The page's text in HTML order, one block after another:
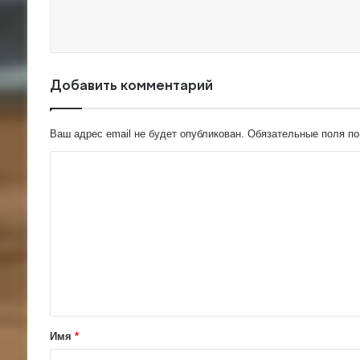
Добавить комментарий
Ваш адрес email не будет опубликован. Обязательные поля
аИмя *